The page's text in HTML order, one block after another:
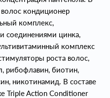
волос кондиционер
комплекс,
соединениями цинка,
комплекс
роста волос,
рибофлавин, биотин,
никотинамид. В составе
Triple Action Conditioner